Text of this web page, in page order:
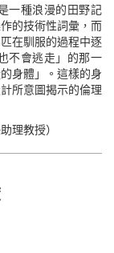
一種浪漫的田野記
的技術性詞彙，而
在馴服的過程中逐
不會逃走」的那一
身體」。這樣的身
所意圖揭示的倫理
理教授）